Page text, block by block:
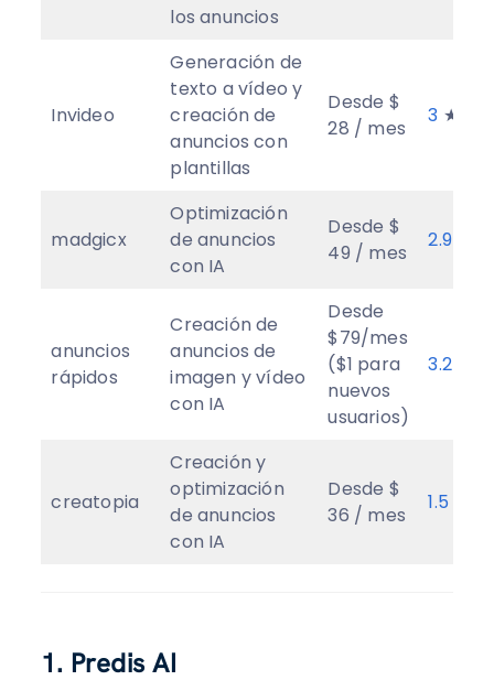
los anuncios
Invideo
Generación de
texto a vídeo y
creación de
anuncios con
plantillas
Desde $
28 / mes
3 ★
madgicx
Optimización
de anuncios
con IA
Desde $
49 / mes
2.9
anuncios
rápidos
Creación de
anuncios de
imagen y vídeo
con IA
Desde
$79/mes
($1 para
nuevos
usuarios)
3.2
creatopia
Creación y
optimización
de anuncios
con IA
Desde $
36 / mes
1.5
1. Predis AI